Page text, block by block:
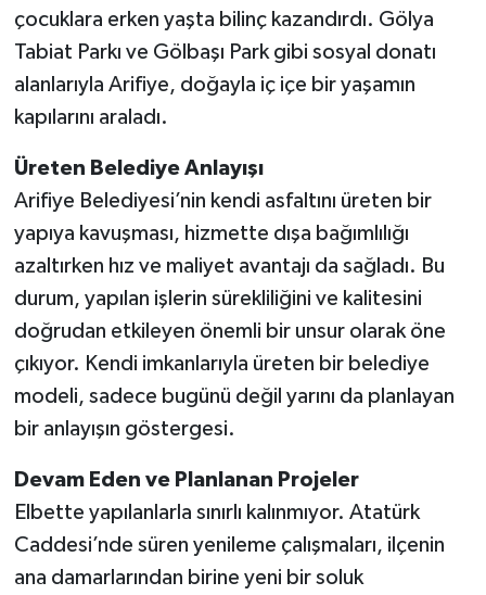
çocuklara erken yaşta bilinç kazandırdı. Gölya
Tabiat Parkı ve Gölbaşı Park gibi sosyal donatı
alanlarıyla Arifiye, doğayla iç içe bir yaşamın
kapılarını araladı.
Üreten Belediye Anlayışı
Arifiye Belediyesi’nin kendi asfaltını üreten bir
yapıya kavuşması, hizmette dışa bağımlılığı
azaltırken hız ve maliyet avantajı da sağladı. Bu
durum, yapılan işlerin sürekliliğini ve kalitesini
doğrudan etkileyen önemli bir unsur olarak öne
çıkıyor. Kendi imkanlarıyla üreten bir belediye
modeli, sadece bugünü değil yarını da planlayan
bir anlayışın göstergesi.
Devam Eden ve Planlanan Projeler
Elbette yapılanlarla sınırlı kalınmıyor. Atatürk
Caddesi’nde süren yenileme çalışmaları, ilçenin
ana damarlarından birine yeni bir soluk